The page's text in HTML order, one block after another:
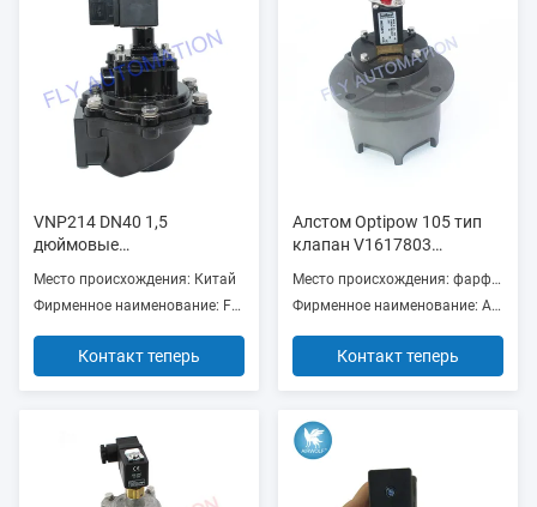
VNP214 DN40 1,5
дюймовые
диафрагменные клапаны
220/50 алюминиевый
импульс
Место происхождения: Китай
Фирменное наименование: FLY/AIRWOLF
Контакт теперь
Алстом Optipow 105 тип
клапан V1617803
поршеня 3 дюймов ИМПа
ульс
Место происхождения: фарфор
Фирменное наименование: ALSTOM
Контакт теперь